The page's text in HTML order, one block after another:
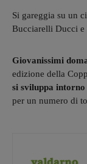
Si gareggia su un
Bucciarelli Ducci e
Giovanissimi
edizione della
si sviluppa
per un numero di